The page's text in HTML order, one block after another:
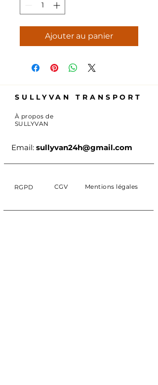
Ajouter au panier
SULLYVAN TRANSPORT
À propos de
SULLYVAN
Email: sullyvan24h@gmail.com
RGPD CGV Mentions légales